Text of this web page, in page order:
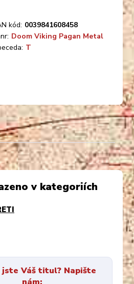
kód: 0039841608458
Doom Viking Pagan Metal
T
v kategoriích
jste Váš titul? Napište